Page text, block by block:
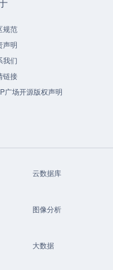
规范
声明
我们
链接
广场开源版权声明
云数据库
图像分析
大数据